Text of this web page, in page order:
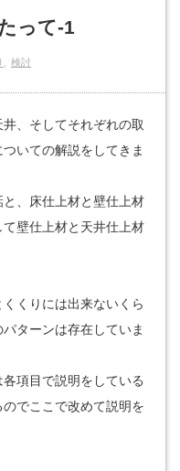
って-1
検討
、そしてそれぞれの取
いての解説をしてきま
、床仕上材と壁仕上材
壁仕上材と天井仕上材
くりには出来ないくら
ターンは存在していま
項目で説明をしている
でここで改めて説明を